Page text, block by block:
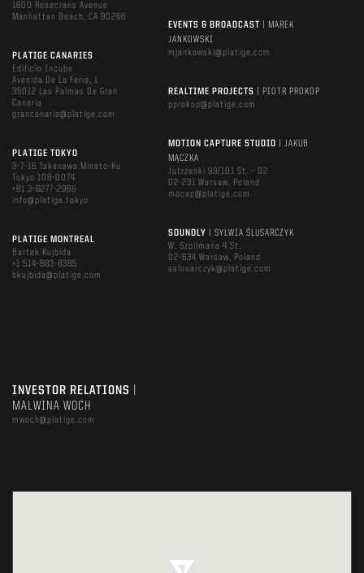
1600 Rosecrans Avenue
Manhattan Beach, CA 90266
PLATIGE CANARIES
Edificio Incube
Avenida De La Feria, 1
35012 Las Palmas De Gran
Canaria
grancanaria@platige.com
PLATIGE TOKYO
3-7-16 Takanawa Minato-Ku
Tokyo 108-0074
+81 3-6277-2966
info@platige.tokyo
PLATIGE MONTREAL
Bartek Kujbida
+1 514-883-8385
bkujbida@platige.com
EVENTS & BROADCAST
| MAREK
JANKOWSKI
mjankowski@platige.com
REALTIME PROJECTS
| PIOTR PROKOP
pprokop@platige.com
MOTION CAPTURE STUDIO
| JAKUB
MĄCZKA
Jutrzenki 99/101 St. – D2
02-231 Warsaw, Poland
mocap@platige.com
SOUNDLY
| SYLWIA ŚLUSARCZYK
W. Szpilmana 4 St.
02-634 Warsaw, Poland
sslusarczyk@platige.com
INVESTOR RELATIONS
MALWINA WOCH
mwoch@platige.com